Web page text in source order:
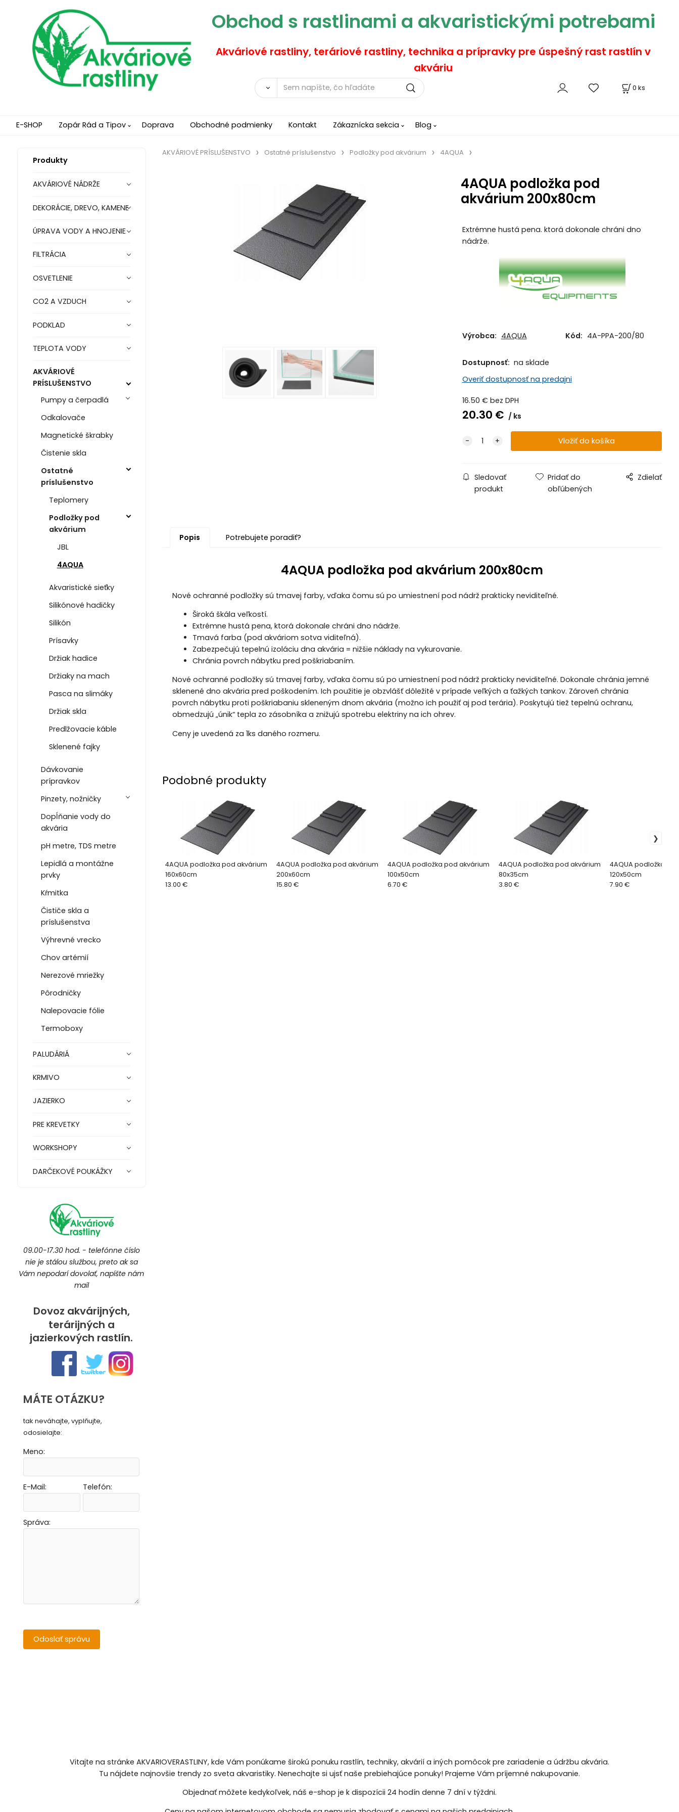
Obchod s rastlinami a akvaristickými potrebami
Akváriové rastliny, teráriové rastliny, technika a prípravky pre úspešný rast rastlín v
akváriu
0 ks
E-SHOP Zopár Rád a Tipov Doprava Obchodné podmienky Kontakt Zákaznícka sekcia Blog
Produkty
AKVÁRIOVÉ NÁDRŽE
DEKORÁCIE, DREVO, KAMENE
ÚPRAVA VODY A HNOJENIE
FILTRÁCIA
OSVETLENIE
CO2 A VZDUCH
PODKLAD
TEPLOTA VODY
AKVÁRIOVÉ
PRÍSLUŠENSTVO
Pumpy a čerpadlá
Odkalovače
Magnetické škrabky
Čistenie skla
Ostatné
príslušenstvo
Teplomery
Podložky pod
akvárium
JBL
4AQUA
Akvaristické sieťky
Silikónové hadičky
Silikón
Prísavky
Držiak hadice
Držiaky na mach
Pasca na slimáky
Držiak skla
Predlžovacie káble
Sklenené fajky
Dávkovanie
prípravkov
Pinzety, nožničky
Dopĺňanie vody do
akvária
pH metre, TDS metre
Lepidlá a montážne
prvky
Kŕmitka
Čističe skla a
príslušenstva
Výhrevné vrecko
Chov artémií
Nerezové mriežky
Pôrodničky
Nalepovacie fólie
Termoboxy
PALUDÁRIÁ
KRMIVO
JAZIERKO
PRE KREVETKY
WORKSHOPY
DARČEKOVÉ POUKÁŽKY
09.00-17.30 hod. - telefónne číslo
nie je stálou službou, preto ak sa
Vám nepodarí dovolať, napíšte nám
mail
Dovoz akvárijných,
terárijných a
jazierkových rastlín.
MÁTE OTÁZKU?
tak neváhajte, vyplňujte,
odosielajte:
Meno:
E-Mail:
Telefón:
Správa:
AKVÁRIOVÉ PRÍSLUŠENSTVO Ostatné príslušenstvo Podložky pod akvárium 4AQUA
4AQUA podložka pod
akvárium 200x80cm
Extrémne hustá pena. ktorá dokonale chráni dno
nádrže.
Výrobca: 4AQUA Kód: 4A-PPA-200/80
Dostupnosť: na sklade
Overiť dostupnosť na predajni
16.50 € bez DPH
20.30 € ks
Sledovať
produkt
Pridať do
obľúbených
Zdielať
Popis Potrebujete poradiť?
4AQUA podložka pod akvárium 200x80cm
Nové ochranné podložky sú tmavej farby, vďaka čomu sú po umiestnení pod nádrž prakticky neviditeľné.
Široká škála veľkostí.
Extrémne hustá pena, ktorá dokonale chráni dno nádrže.
Tmavá farba (pod akváriom sotva viditeľná).
Zabezpečujú tepelnú izoláciu dna akvária = nižšie náklady na vykurovanie.
Chránia povrch nábytku pred poškriabaním.
Nové ochranné podložky sú tmavej farby, vďaka čomu sú po umiestnení pod nádrž prakticky neviditeľné. Dokonale chránia jemné
sklenené dno akvária pred poškodením. Ich použitie je obzvlášť dôležité v prípade veľkých a ťažkých tankov. Zároveň chránia
povrch nábytku proti poškriabaniu skleneným dnom akvária (možno ich použiť aj pod terária). Poskytujú tiež tepelnú ochranu,
obmedzujú „únik“ tepla zo zásobníka a znižujú spotrebu elektriny na ich ohrev.
Ceny je uvedená za 1ks daného rozmeru.
Podobné produkty
4AQUA podložka pod akvárium
160x60cm
13.00 €
4AQUA podložka pod akvárium
200x60cm
15.80 €
4AQUA podložka pod akvárium
100x50cm
6.70 €
4AQUA podložka pod akvárium
80x35cm
3.80 €
4AQUA podložka
120x50cm
7.90 €
Vitajte na stránke AKVARIOVERASTLINY, kde Vám ponúkame širokú ponuku rastlín, techniky, akvárií a iných pomôcok pre zariadenie a údržbu akvária.
Tu nájdete najnovšie trendy zo sveta akvaristiky. Nenechajte si ujsť naše prebiehajúce ponuky! Prajeme Vám príjemné nakupovanie.
Objednať môžete kedykoľvek, náš e-shop je k dispozícii 24 hodín denne 7 dní v týždni.